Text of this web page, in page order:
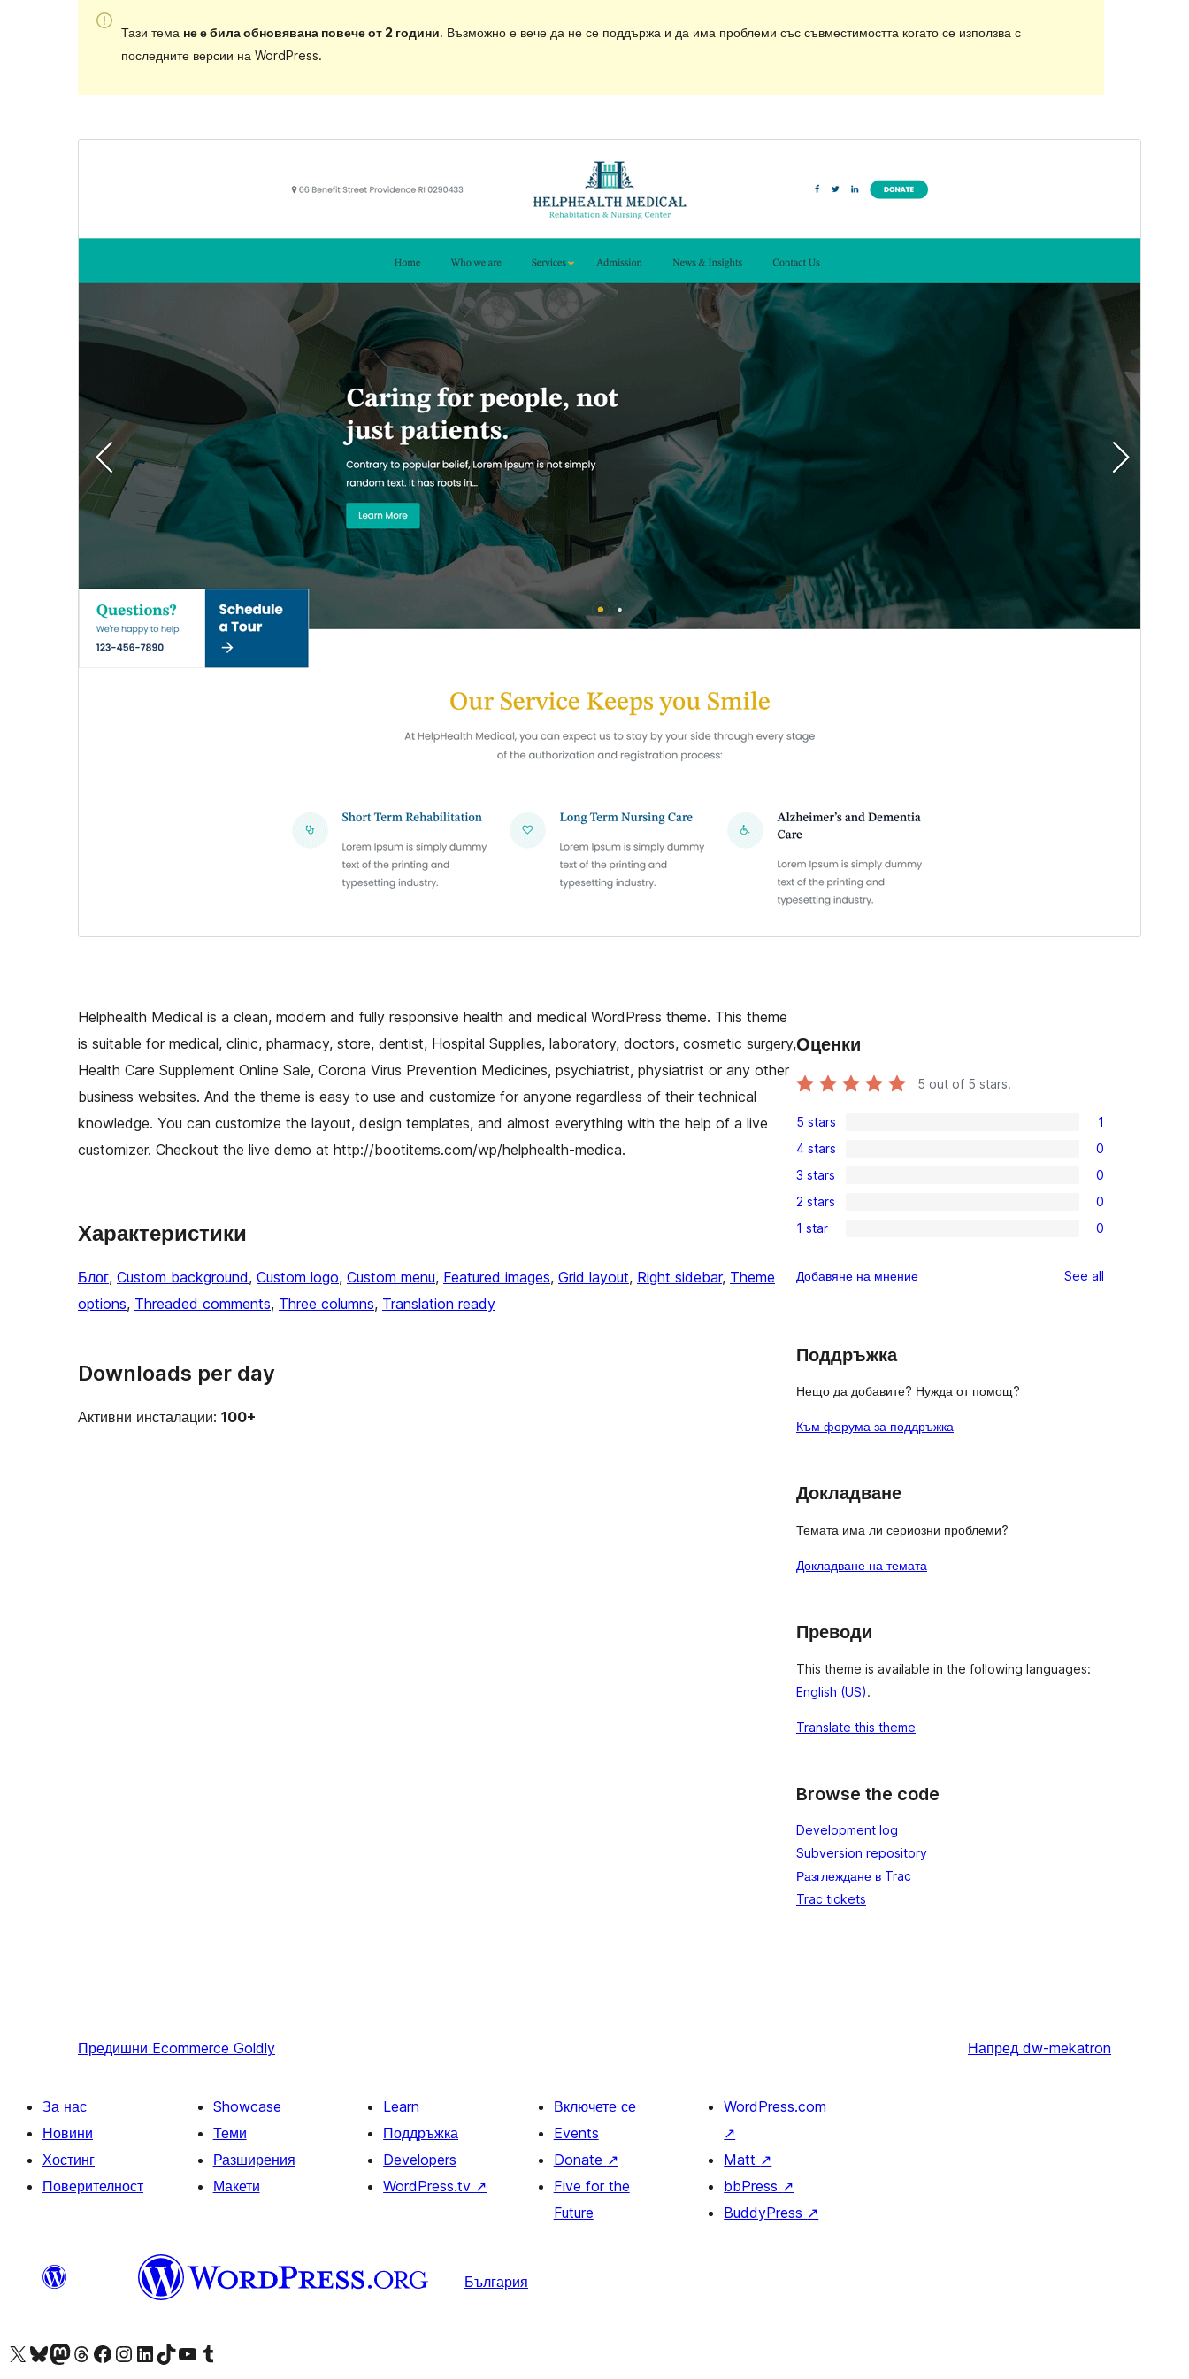
Тази тема не е била обновявана повече от 2 години. Възможно е вече да не се поддържа и да има проблеми със съвместимостта когато се използва с
последните версии на WordPress.
Версия
Helphealth Medical is a clean, modern and fully responsive health and medical WordPress theme. This theme
is suitable for medical, clinic, pharmacy, store, dentist, Hospital Supplies, laboratory, doctors, cosmetic surgery,
Health Care Supplement Online Sale, Corona Virus Prevention Medicines, psychiatrist, physiatrist or any other
business websites. And the theme is easy to use and customize for anyone regardless of their technical
knowledge. You can customize the layout, design templates, and almost everything with the help of a live
customizer. Checkout the live demo at http://bootitems.com/wp/helphealth-medica.
Характеристики
Блог, Custom background, Custom logo, Custom menu, Featured images, Grid layout, Right sidebar, Theme
options, Threaded comments, Three columns, Translation ready
Downloads per day
Активни инсталации: 100+
Оценки
5 out of 5 stars.
1
5-
star
review
5 stars 1
0
4-
star
reviews
4 stars 0
0
3-
star
3 stars 0
0
2-
reviews
2 stars 0
0
star
1 star 0
Добавяне на мнение See all
Поддръжка
Нещо да добавите? Нужда от помощ?
Към форума за поддръжка
Докладване
Темата има ли сериозни проблеми?
Докладване на темата
Преводи
This theme is available in the following languages:
English (US).
Translate this theme
Browse the code
Development log
Subversion repository
Разглеждане в Trac
Trac tickets
Предишни Ecommerce Goldly Напред dw-mekatron
За нас
Новини
Хостинг
Поверителност
Showcase
Теми
Разширения
Макети
Learn
Поддръжка
Developers
WordPress.tv ↗
Включете се
Events
Donate ↗
Five for the
Future
WordPress.com
↗
Matt ↗
bbPress ↗
BuddyPress ↗
България
Visit our X (formerly Twitter) account
Visit our Bluesky account
Visit our Mastodon account
Visit our Threads account
Посетете нашата страница във Facebook
Посетете нашия профил в Instagram
Посетете нашия профил в LinkedIn
Visit our TikTok account
Visit our YouTube channel
Visit our Tumblr account